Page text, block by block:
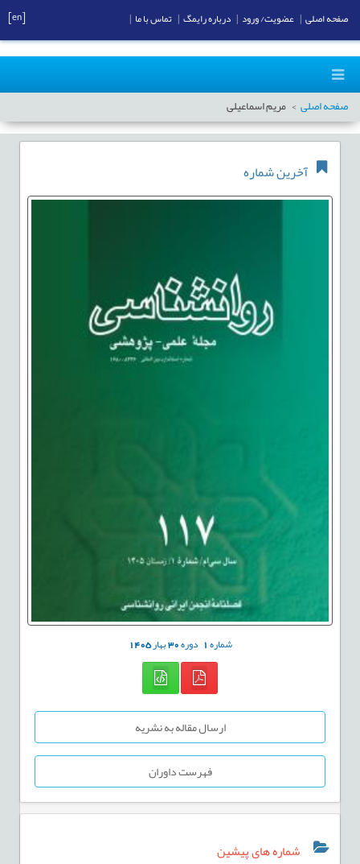
صفحه اصلی مریم اسماعیلی
آخرین شماره
شماره1 دوره30بهار1405
ارسال مقاله به نشریه
فهرست داوران
شماره های پیشین
صفحه اصلی عضویت/ ورود درباره رایمگ تماس با ما